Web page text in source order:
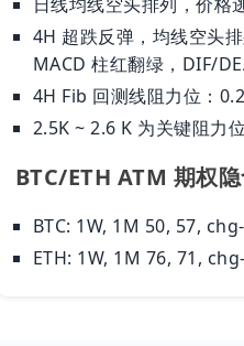
4H 超跌反弹，均线空头
MACD 柱红翻绿，DIF/
4H Fib 回测线阻力位：
2.5K ~ 2.6 K 为关键阻力
BTC/ETH ATM 期权
BTC: 1W, 1M 50, 57,
ETH: 1W, 1M 76, 71,